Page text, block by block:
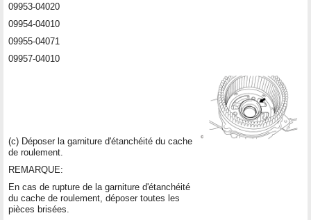
09953-04020
09954-04010
09955-04071
09957-04010
(c) Déposer la garniture d'étanchéité du cache
de roulement.
REMARQUE:
En cas de rupture de la garniture d'étanchéité
du cache de roulement, déposer toutes les
pièces brisées.